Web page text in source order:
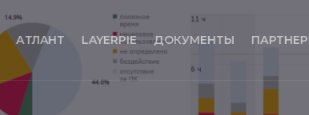
АТЛАНТ LAYERPIE ДОКУМЕНТЫ